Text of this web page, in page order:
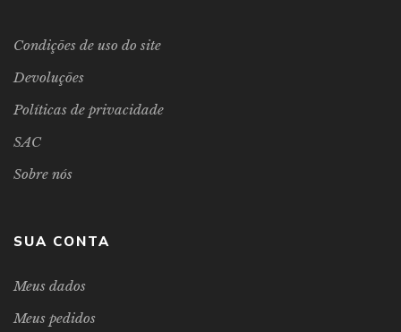
Condições de uso do site
Devoluções
Políticas de privacidade
SAC
Sobre nós
SUA CONTA
Meus dados
Meus pedidos